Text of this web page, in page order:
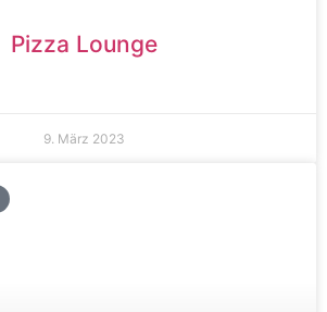
Pizza Lounge
9. März 2023